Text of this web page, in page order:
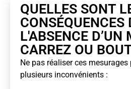
QUELLES SONT
CONSÉQUENCES
L'ABSENCE D’UN
CARREZ OU
Ne pas réaliser ces
plusieurs inconvénients :